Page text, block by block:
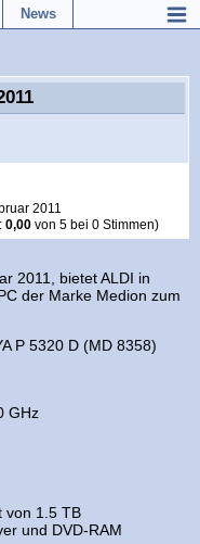
News
2011
0,00 von 5 bei 0 Stimmen)
2011, bietet ALDI in
der Marke Medion zum
P 5320 D (MD 8358)
GHz
von 1.5 TB
und DVD-RAM